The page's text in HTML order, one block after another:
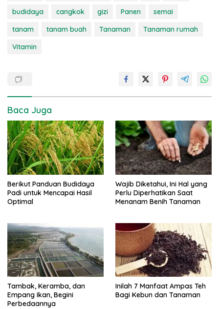
budidaya
cangkok gizi Panen
semai
tanam
tanam buah Tanaman
Tanaman rumah
Vitamin
Baca Juga
Berikut Panduan Budidaya
Padi untuk Mencapai Hasil
Optimal
Wajib Diketahui, Ini Hal yang
Perlu Diperhatikan Saat
Menanam Benih Tanaman
Tambak, Keramba, dan
Empang Ikan, Begini
Perbedaannya
Inilah 7 Manfaat Ampas Teh
Bagi Kebun dan Tanaman